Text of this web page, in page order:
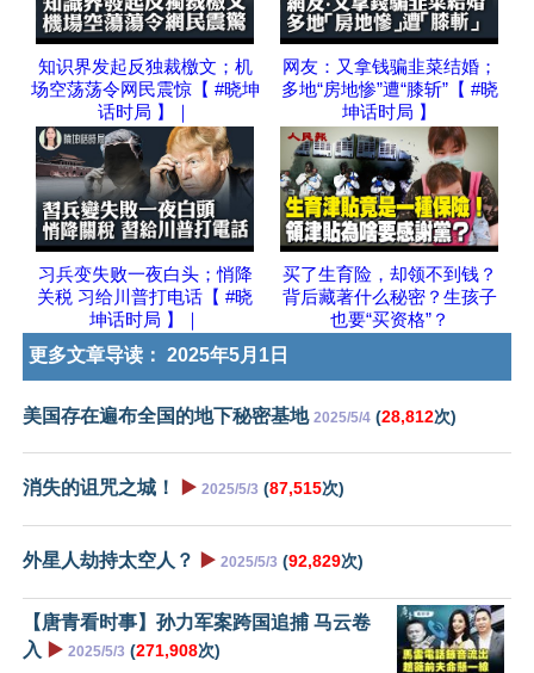
知识界发起反独裁檄文；机
场空荡荡令网民震惊【 #晓坤
话时局 】｜
网友：又拿钱骗韭菜结婚；
多地“房地惨”遭“膝斩”【 #晓
坤话时局 】
习兵变失败一夜白头；悄降
关税 习给川普打电话【 #晓
坤话时局 】｜
买了生育险，却领不到钱？
背后藏著什么秘密？生孩子
也要“买资格”？
更多文章导读： 2025年5月1日
美国存在遍布全国的地下秘密基地 2025/5/4 (28,812次)
消失的诅咒之城！ ▶️ 2025/5/3 (87,515次)
外星人劫持太空人？ ▶️ 2025/5/3 (92,829次)
【唐青看时事】孙力军案跨国追捕 马云卷
入 ▶️ 2025/5/3 (271,908次)